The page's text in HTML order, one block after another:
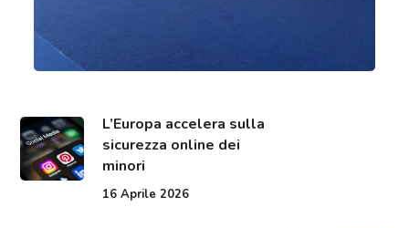
L’Europa accelera sulla
sicurezza online dei
minori
16 Aprile 2026